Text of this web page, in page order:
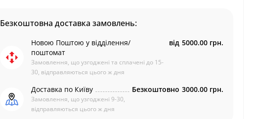
Безкоштовна доставка замовлень:
Новою Поштою у відділення/
поштомат
Замовлення, що узгоджені та сплачені до 15-
30, відправляються цього ж дня
від 5000.00 грн.
Доставка по Київу
Замовлення, що узгоджені 9-30,
відправляються цього ж дня
Безкоштовно 3000.00 грн.